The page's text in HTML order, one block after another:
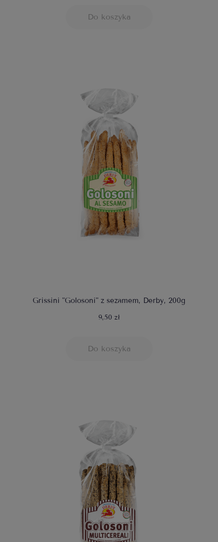
Do koszyka
Grissini "Golosoni" z sezamem, Derby, 200g
9,50 zł
Do koszyka